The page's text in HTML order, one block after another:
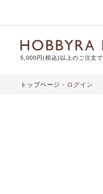
5,000円(税込)以上のご注文
トップページ ログイン